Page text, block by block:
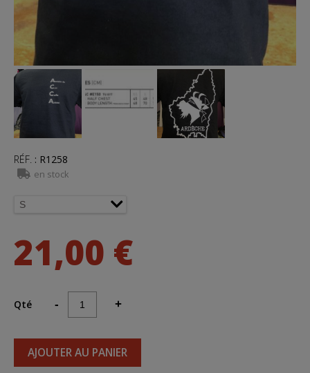
RÉF. : R1258
en stock
21,00 €
Qté - +
AJOUTER AU PANIER